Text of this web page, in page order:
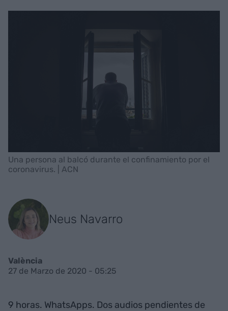
Una persona al balcó durante el confinamiento por el
coronavirus. | ACN
Neus Navarro
València
27 de Marzo de 2020 - 05:25
9 horas. WhatsApps. Dos audios pendientes de